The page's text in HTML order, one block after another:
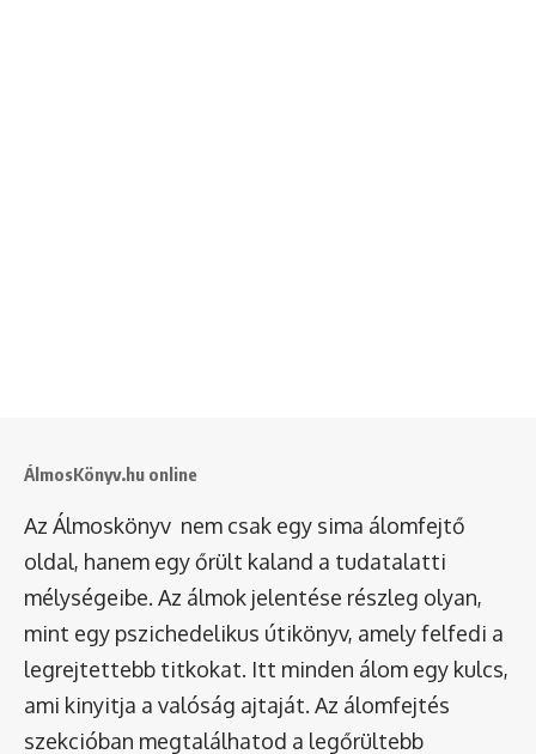
ÁlmosKönyv.hu online
Az Álmoskönyv nem csak egy sima álomfejtő
oldal, hanem egy őrült kaland a tudatalatti
mélységeibe. Az álmok jelentése részleg olyan,
mint egy pszichedelikus útikönyv, amely felfedi a
legrejtettebb titkokat. Itt minden álom egy kulcs,
ami kinyitja a valóság ajtaját. Az álomfejtés
szekcióban megtalálhatod a legőrültebb